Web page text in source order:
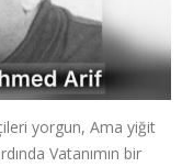
yorgun, Ama yiğit
Vatanımın bir